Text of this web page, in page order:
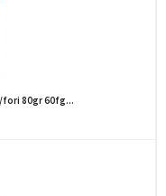
fori 80gr 60fg...